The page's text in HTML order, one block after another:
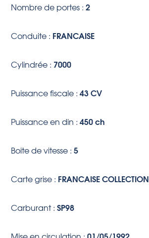
Nombre de portes :2
Conduite : FRANCAISE
Cylindrée : 7000
Puissance fiscale :43 CV
Puissance en din :450 ch
Boite de vitesse :5
Carte grise : FRANCAISE COLLECTION
Carburant :SP98